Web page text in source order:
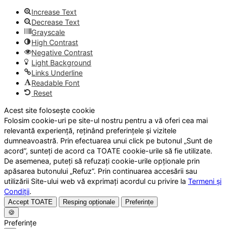
Increase Text
Decrease Text
Grayscale
High Contrast
Negative Contrast
Light Background
Links Underline
Readable Font
Reset
Acest site folosește cookie
Folosim cookie-uri pe site-ul nostru pentru a vă oferi cea mai
relevantă experiență, reținând preferințele și vizitele
dumneavoastră. Prin efectuarea unui click pe butonul „Sunt de
acord”, sunteți de acord ca TOATE cookie-urile să fie utilizate.
De asemenea, puteți să refuzați cookie-urile opționale prin
apăsarea butonului „Refuz”. Prin continuarea accesării sau
utilizării Site-ului web vă exprimați acordul cu privire la Termeni și
Condiții.
Accept TOATE Resping opționale
Preferințe
🍪
Preferințe